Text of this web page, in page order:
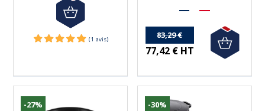
83,29 €
77,42 € HT
-27% -30%